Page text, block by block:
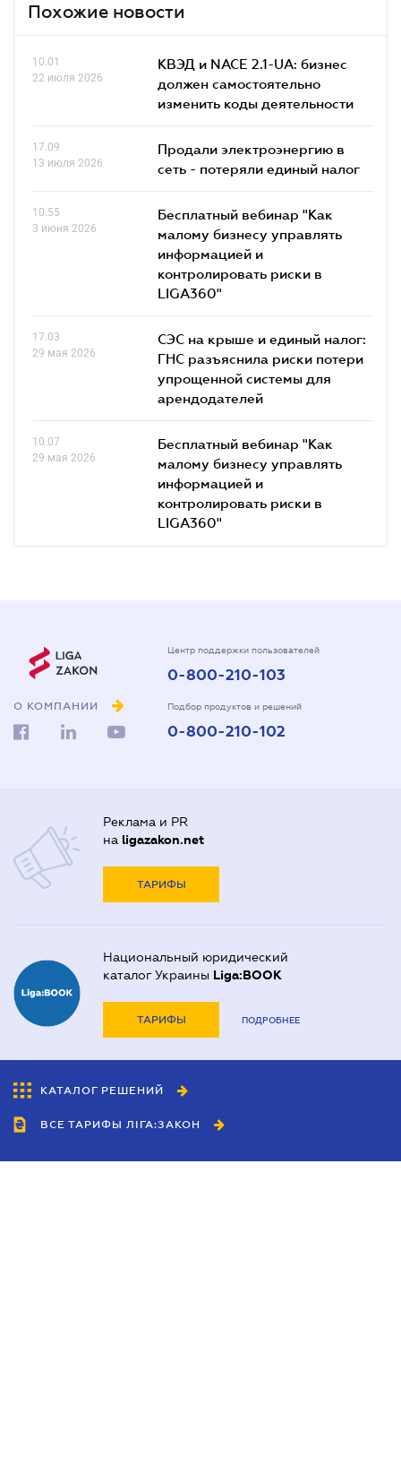
Похожие новости
10.01
22 июля 2026
КВЭД и NACE 2.1-UA: бизнес
должен самостоятельно
изменить коды деятельности
17.09
13 июля 2026
Продали электроэнергию в
сеть - потеряли единый налог
10.55
3 июня 2026
Бесплатный вебинар "Как
малому бизнесу управлять
информацией и
контролировать риски в
LIGA360"
17.03
29 мая 2026
СЭС на крыше и единый налог:
ГНС разъяснила риски потери
упрощенной системы для
арендодателей
10.07
29 мая 2026
Бесплатный вебинар "Как
малому бизнесу управлять
информацией и
контролировать риски в
LIGA360"
О КОМПАНИИ
Центр поддержки пользователей
0-800-210-103
Подбор продуктов и решений
0-800-210-102
Реклама и PR
на ligazakon.net
ТАРИФЫ
Национальный юридический
каталог Украины Liga:BOOK
ТАРИФЫ ПОДРОБНЕЕ
КАТАЛОГ РЕШЕНИЙ
ВСЕ ТАРИФЫ ЛІГА:ЗАКОН